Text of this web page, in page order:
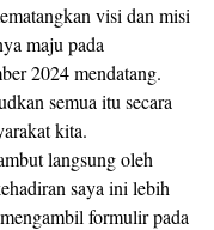
visi dan misi
maju pada
2024 mendatang.
semua itu secara
kita.
langsung oleh
saya ini lebih
formulir pada